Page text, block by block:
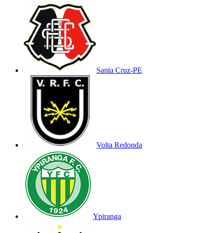
Santa Cruz-PE
Volta Redonda
Ypiranga